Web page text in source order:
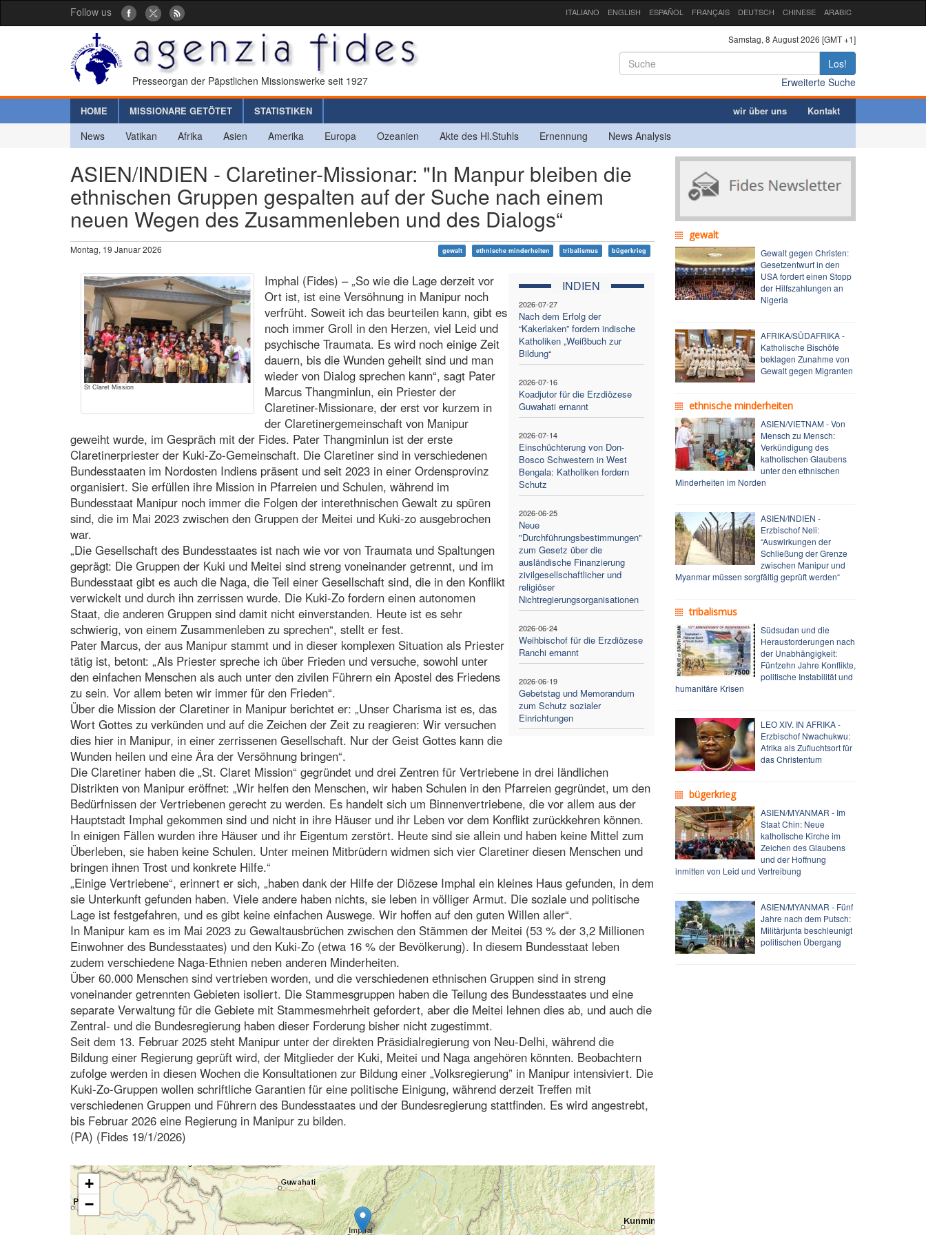
Follow us ITALIANO ENGLISH ESPAÑOL FRANÇAIS DEUTSCH CHINESE ARABIC
Presseorgan der Päpstlichen Missionswerke seit 1927
Samstag, 8 August 2026 [GMT +1]
Los!
Erweiterte Suche
HOME MISSIONARE GETÖTET STATISTIKEN wir über uns Kontakt
News Vatikan Afrika Asien Amerika Europa Ozeanien Akte des Hl.Stuhls Ernennung News Analysis
ASIEN/INDIEN - Claretiner-Missionar: "In Manpur bleiben die
ethnischen Gruppen gespalten auf der Suche nach einem
neuen Wegen des Zusammenleben und des Dialogs“
Montag, 19 Januar 2026 gewalt ethnische minderheiten tribalismus bügerkrieg
St Claret Mission
INDIEN
2026-07-27
Nach dem Erfolg der
“Kakerlaken” fordern indische
Katholiken „Weißbuch zur
Bildung“
2026-07-16
Koadjutor für die Erzdiözese
Guwahati ernannt
2026-07-14
Einschüchterung von Don-
Bosco Schwestern in West
Bengala: Katholiken fordern
Schutz
2026-06-25
Neue
"Durchführungsbestimmungen"
zum Gesetz über die
ausländische Finanzierung
zivilgesellschaftlicher und
religiöser
Nichtregierungsorganisationen
2026-06-24
Weihbischof für die Erzdiözese
Ranchi ernannt
2026-06-19
Gebetstag und Memorandum
zum Schutz sozialer
Einrichtungen
Imphal (Fides) – „So wie die Lage derzeit vor
Ort ist, ist eine Versöhnung in Manipur noch
verfrüht. Soweit ich das beurteilen kann, gibt es
noch immer Groll in den Herzen, viel Leid und
psychische Traumata. Es wird noch einige Zeit
dauern, bis die Wunden geheilt sind und man
wieder von Dialog sprechen kann“, sagt Pater
Marcus Thangminlun, ein Priester der
Claretiner-Missionare, der erst vor kurzem in
der Claretinergemeinschaft von Manipur
geweiht wurde, im Gespräch mit der Fides. Pater Thangminlun ist der erste
Claretinerpriester der Kuki-Zo-Gemeinschaft. Die Claretiner sind in verschiedenen
Bundesstaaten im Nordosten Indiens präsent und seit 2023 in einer Ordensprovinz
organisiert. Sie erfüllen ihre Mission in Pfarreien und Schulen, während im
Bundesstaat Manipur noch immer die Folgen der interethnischen Gewalt zu spüren
sind, die im Mai 2023 zwischen den Gruppen der Meitei und Kuki-zo ausgebrochen
war.
„Die Gesellschaft des Bundesstaates ist nach wie vor von Traumata und Spaltungen
geprägt: Die Gruppen der Kuki und Meitei sind streng voneinander getrennt, und im
Bundesstaat gibt es auch die Naga, die Teil einer Gesellschaft sind, die in den Konflikt
verwickelt und durch ihn zerrissen wurde. Die Kuki-Zo fordern einen autonomen
Staat, die anderen Gruppen sind damit nicht einverstanden. Heute ist es sehr
schwierig, von einem Zusammenleben zu sprechen“, stellt er fest.
Pater Marcus, der aus Manipur stammt und in dieser komplexen Situation als Priester
tätig ist, betont: „Als Priester spreche ich über Frieden und versuche, sowohl unter
den einfachen Menschen als auch unter den zivilen Führern ein Apostel des Friedens
zu sein. Vor allem beten wir immer für den Frieden“.
Über die Mission der Claretiner in Manipur berichtet er: „Unser Charisma ist es, das
Wort Gottes zu verkünden und auf die Zeichen der Zeit zu reagieren: Wir versuchen
dies hier in Manipur, in einer zerrissenen Gesellschaft. Nur der Geist Gottes kann die
Wunden heilen und eine Ära der Versöhnung bringen“.
Die Claretiner haben die „St. Claret Mission“ gegründet und drei Zentren für Vertriebene in drei ländlichen
Distrikten von Manipur eröffnet: „Wir helfen den Menschen, wir haben Schulen in den Pfarreien gegründet, um den
Bedürfnissen der Vertriebenen gerecht zu werden. Es handelt sich um Binnenvertriebene, die vor allem aus der
Hauptstadt Imphal gekommen sind und nicht in ihre Häuser und ihr Leben vor dem Konflikt zurückkehren können.
In einigen Fällen wurden ihre Häuser und ihr Eigentum zerstört. Heute sind sie allein und haben keine Mittel zum
Überleben, sie haben keine Schulen. Unter meinen Mitbrüdern widmen sich vier Claretiner diesen Menschen und
bringen ihnen Trost und konkrete Hilfe.“
„Einige Vertriebene“, erinnert er sich, „haben dank der Hilfe der Diözese Imphal ein kleines Haus gefunden, in dem
sie Unterkunft gefunden haben. Viele andere haben nichts, sie leben in völliger Armut. Die soziale und politische
Lage ist festgefahren, und es gibt keine einfachen Auswege. Wir hoffen auf den guten Willen aller“.
In Manipur kam es im Mai 2023 zu Gewaltausbrüchen zwischen den Stämmen der Meitei (53 % der 3,2 Millionen
Einwohner des Bundesstaates) und den Kuki-Zo (etwa 16 % der Bevölkerung). In diesem Bundesstaat leben
zudem verschiedene Naga-Ethnien neben anderen Minderheiten.
Über 60.000 Menschen sind vertrieben worden, und die verschiedenen ethnischen Gruppen sind in streng
voneinander getrennten Gebieten isoliert. Die Stammesgruppen haben die Teilung des Bundesstaates und eine
separate Verwaltung für die Gebiete mit Stammesmehrheit gefordert, aber die Meitei lehnen dies ab, und auch die
Zentral- und die Bundesregierung haben dieser Forderung bisher nicht zugestimmt.
Seit dem 13. Februar 2025 steht Manipur unter der direkten Präsidialregierung von Neu-Delhi, während die
Bildung einer Regierung geprüft wird, der Mitglieder der Kuki, Meitei und Naga angehören könnten. Beobachtern
zufolge werden in diesen Wochen die Konsultationen zur Bildung einer „Volksregierung” in Manipur intensiviert. Die
Kuki-Zo-Gruppen wollen schriftliche Garantien für eine politische Einigung, während derzeit Treffen mit
verschiedenen Gruppen und Führern des Bundesstaates und der Bundesregierung stattfinden. Es wird angestrebt,
bis Februar 2026 eine Regierung in Manipur zu bilden.
(PA) (Fides 19/1/2026)
+
−
gewalt
Gewalt gegen Christen:
Gesetzentwurf in den
USA fordert einen Stopp
der Hilfszahlungen an
Nigeria
AFRIKA/SÜDAFRIKA -
Katholische Bischöfe
beklagen Zunahme von
Gewalt gegen Migranten
ethnische minderheiten
ASIEN/VIETNAM - Von
Mensch zu Mensch:
Verkündigung des
katholischen Glaubens
unter den ethnischen
Minderheiten im Norden
ASIEN/INDIEN -
Erzbischof Neli:
“Auswirkungen der
Schließung der Grenze
zwischen Manipur und
Myanmar müssen sorgfältig geprüft werden“
tribalismus
Südsudan und die
Herausforderungen nach
der Unabhängigkeit:
Fünfzehn Jahre Konflikte,
politische Instabilität und
humanitäre Krisen
LEO XIV. IN AFRIKA -
Erzbischof Nwachukwu:
Afrika als Zufluchtsort für
das Christentum
bügerkrieg
ASIEN/MYANMAR - Im
Staat Chin: Neue
katholische Kirche im
Zeichen des Glaubens
und der Hoffnung
inmitten von Leid und Vertreibung
ASIEN/MYANMAR - Fünf
Jahre nach dem Putsch:
Militärjunta beschleunigt
politischen Übergang